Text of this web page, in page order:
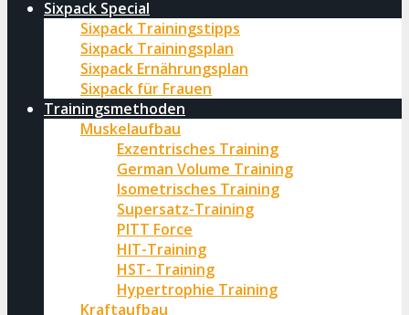
Sixpack Special
Sixpack Trainingstipps
Sixpack Trainingsplan
Sixpack Ernährungsplan
Sixpack für Frauen
Trainingsmethoden
Muskelaufbau
Exzentrisches Training
German Volume Training
Isometrisches Training
Supersatz-Training
PITT Force
HIT-Training
HST- Training
Hypertrophie Training
Kraftaufbau